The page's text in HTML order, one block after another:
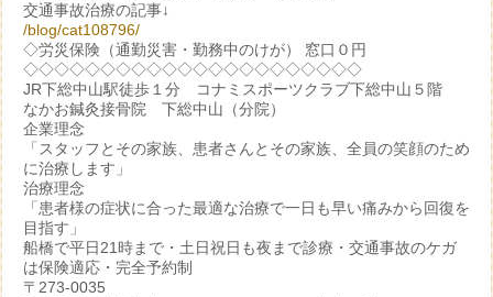
交通事故治療の記事↓
/blog/cat108796/
◇労災保険（通勤災害・勤務中のけが） 窓口０円
◇◇◇◇◇◇◇◇◇◇◇◇◇◇◇◇◇◇◇◇◇◇
JR下総中山駅徒歩１分 コナミスポーツクラブ下総中山５階
なかお鍼灸接骨院 下総中山（分院）
企業理念
「スタッフとその家族、患者さんとその家族、全員の笑顔のため
に治療します」
治療理念
「患者様の症状に合った最適な治療で一日も早い痛みから回復を
目指す」
船橋で平日21時まで・土日祝日も夜まで診療・交通事故のケガ
は保険適応・完全予約制
〒273-0035